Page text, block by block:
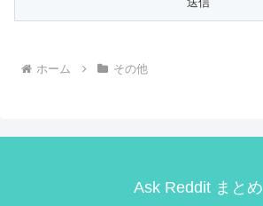
ホーム その他
Ask Reddit まとめ